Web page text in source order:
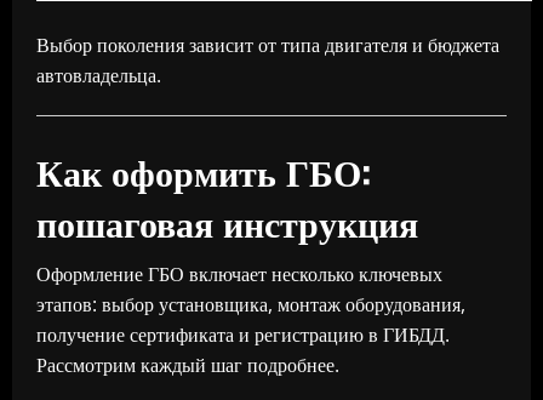
Выбор поколения зависит от типа двигателя и бюджета
автовладельца.
Как оформить ГБО:
пошаговая инструкция
Оформление ГБО включает несколько ключевых
этапов: выбор установщика, монтаж оборудования,
получение сертификата и регистрацию в ГИБДД.
Рассмотрим каждый шаг подробнее.